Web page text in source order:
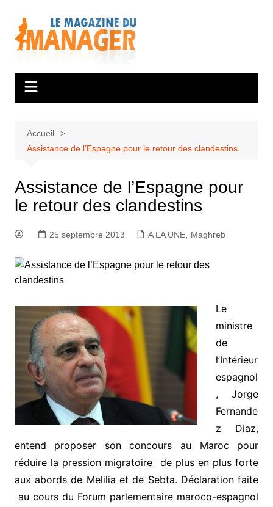
contenu
Accueil
Assistance de l’Espagne pour le retour des clandestins
Assistance de l’Espagne pour
le retour des clandestins
25 septembre 2013 A LA UNE, Maghreb
Le
ministre
de
l’Intérieur
espagnol
, Jorge
Fernande
z Diaz,
entend proposer son concours au Maroc pour
réduire la pression migratoire de plus en plus forte
aux abords de Melilia et de Sebta. Déclaration faite
au cours du Forum parlementaire maroco-espagnol